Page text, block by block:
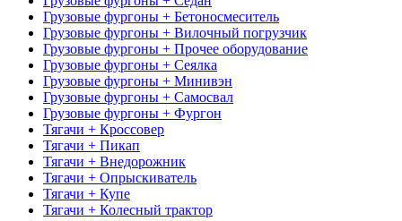
Грузовые фургоны + Бетоносмеситель
Грузовые фургоны + Вилочный погрузчик
Грузовые фургоны + Прочее оборудование
Грузовые фургоны + Сеялка
Грузовые фургоны + Минивэн
Грузовые фургоны + Самосвал
Грузовые фургоны + Фургон
Тягачи + Кроссовер
Тягачи + Пикап
Тягачи + Внедорожник
Тягачи + Опрыскиватель
Тягачи + Купе
Тягачи + Колесный трактор